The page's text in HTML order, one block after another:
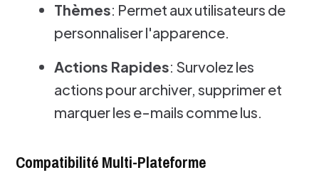
Thèmes: Permet aux utilisateurs de
personnaliser l'apparence.
Actions Rapides: Survolez les
actions pour archiver, supprimer et
marquer les e-mails comme lus.
Compatibilité Multi-Plateforme